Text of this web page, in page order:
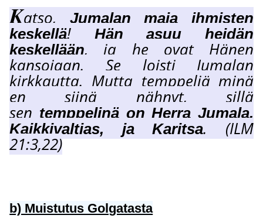
Katso,
Jumalan maja ihmisten
keskellä!
Hän asuu heidän
keskellään, ja he ovat Hänen
kansojaan.Se loisti Jumalan
kirkkautta. Mutta temppeliä minä
en siinä nähnyt, sillä
sen temppelinä on Herra Jumala,
Kaikkivaltias, ja Karitsa. (ILM
21:3,22)
b) Muistutus Golgatasta